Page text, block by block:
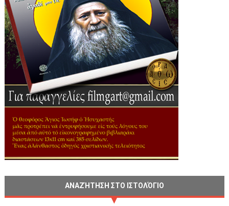
ΑΝΑΖΉΤΗΣΗ ΣΤΟ ΙΣΤΟΛΌΓΙΟ